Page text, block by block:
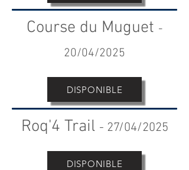
Course du Muguet -
20/04/2025
DISPONIBLE
Roq'4 Trail - 27/04/2025
DISPONIBLE